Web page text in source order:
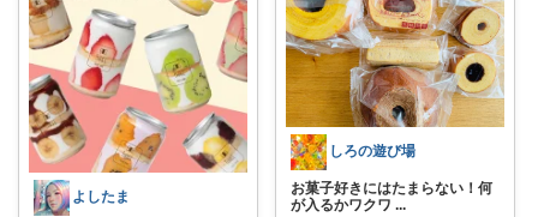
よしたま
しろの遊び場
お菓子好きにはたまらない！何
が入るかワクワ ...